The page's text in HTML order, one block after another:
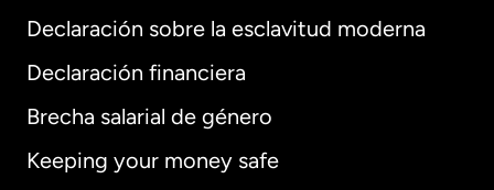
Declaración sobre la esclavitud moderna
Declaración financiera
Brecha salarial de género
Keeping your money safe
Internacional English
Alemania